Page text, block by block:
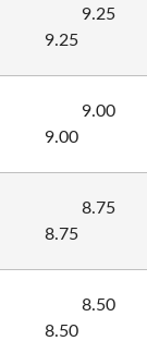
9.25
9.25
9.00
9.00
8.75
8.75
8.50
8.50